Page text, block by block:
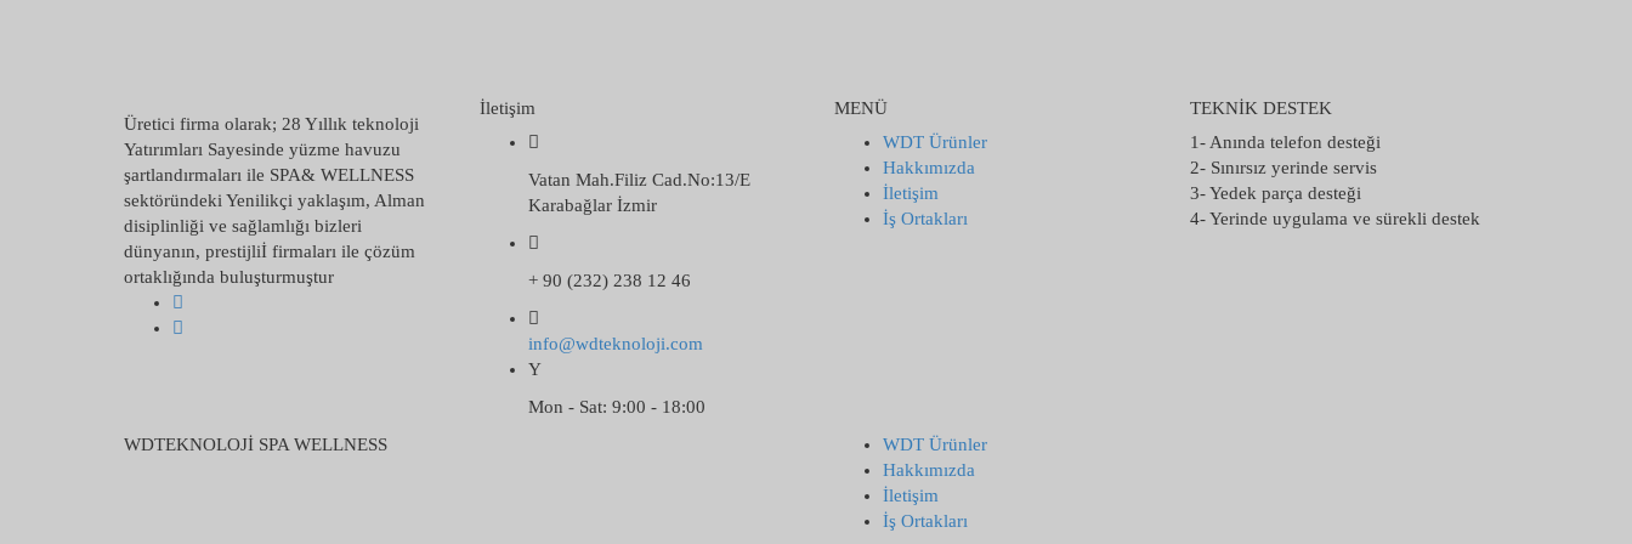
Üretici firma olarak; 28 Yıllık teknoloji
Yatırımları Sayesinde yüzme havuzu
şartlandırmaları ile SPA& WELLNESS
sektöründeki Yenilikçi yaklaşım, Alman
disiplinliği ve sağlamlığı bizleri
dünyanın, prestijliİ firmaları ile çözüm
ortaklığında buluşturmuştur
İletişim
Vatan Mah.Filiz Cad.No:13/E
Karabağlar İzmir
+ 90 (232) 238 12 46
info@wdteknoloji.com
Mon - Sat: 9:00 - 18:00
MENÜ
WDT Ürünler
Hakkımızda
İletişim
İş Ortakları
TEKNİK DESTEK
1- Anında telefon desteği
2- Sınırsız yerinde servis
3- Yedek parça desteği
4- Yerinde uygulama ve sürekli destek
WDTEKNOLOJİ SPA WELLNESS
WDT Ürünler
Hakkımızda
İletişim
İş Ortakları